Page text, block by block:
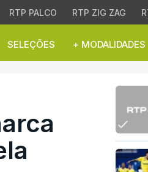
RTP PALCO RTP ZIG ZAG
SELEÇÕES + MODALIDADES
passo